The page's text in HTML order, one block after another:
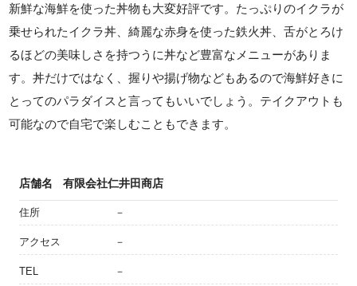
新鮮な海鮮を使った丼物も大変好評です。たっぷりのイクラが
乗せられたイクラ丼、綺麗な赤身を使った鉄火丼、舌がとろけ
るほどの美味しさを持つうに丼など豊富なメニューがありま
す。丼だけではなく、握りや揚げ物などもあるので海鮮好きに
とってのパラダイスと言ってもいいでしょう。テイクアウトも
可能なので自宅で楽しむこともできます。
店舗名 有限会社仁井田商店
住所 －
アクセス －
TEL －